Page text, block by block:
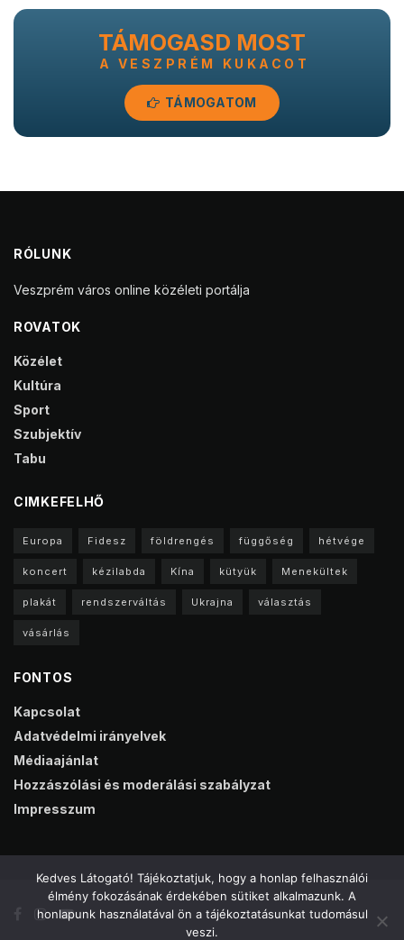
TÁMOGASD MOST
A VESZPRÉM KUKACOT
TÁMOGATOM
RÓLUNK
Veszprém város online közéleti portálja
ROVATOK
Közélet
Kultúra
Sport
Szubjektív
Tabu
CIMKEFELHŐ
Europa Fidesz földrengés függőség hétvége
koncert kézilabda Kína kütyük Menekültek
plakát rendszerváltás Ukrajna választás
vásárlás
FONTOS
Kapcsolat
Adatvédelmi irányelvek
Médiaajánlat
Hozzászólási és moderálási szabályzat
Impresszum
Kedves Látogató! Tájékoztatjuk, hogy a honlap felhasználói
élmény fokozásának érdekében sütiket alkalmazunk. A
honlapunk használatával ön a tájékoztatásunkat tudomásul
veszi.